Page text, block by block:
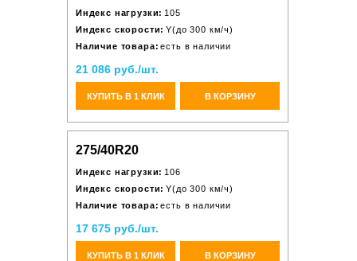
Индекс нагрузки: 105
Индекс скорости: Y(до 300 км/ч)
Наличие товара: есть в наличии
21 086 руб./шт.
КУПИТЬ В 1 КЛИК В КОРЗИНУ
275/40R20
Индекс нагрузки: 106
Индекс скорости: Y(до 300 км/ч)
Наличие товара: есть в наличии
17 675 руб./шт.
КУПИТЬ В 1 КЛИК В КОРЗИНУ